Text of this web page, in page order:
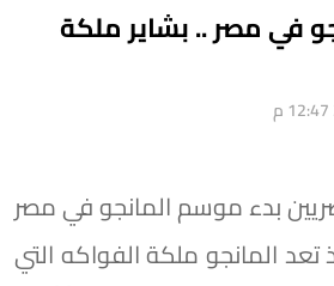
في مصر .. بشاير ملكة
بدء موسم المانجو في مصر
تعد المانجو ملكة الفواكه التي